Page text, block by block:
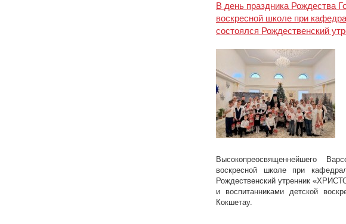
В день праздника Рождества
воскресной школе при
состоялся
Высокопреосвященнейшего
воскресной школе при
Рождественский утренник
и воспитанниками детской
Кокшетау.